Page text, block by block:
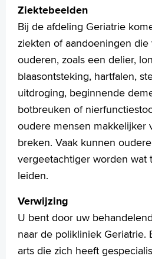
Wetenschappelijk
Tekstgrootte
Language
Zoeken
English
Français
Polski
Türkçe
Arabisch
Ziektebeelden
Bij de afdeling Geriatrie
ziekten of aandoeningen
ouderen, zoals een delier,
blaasontsteking, hartfalen,
uitdroging, beginnende
botbreuken of
oudere mensen makkelijker
breken. Vaak kunnen
vergeetachtiger worden wat
leiden.
Verwijzing
U bent door uw
naar de polikliniek Geriatrie.
arts die zich heeft